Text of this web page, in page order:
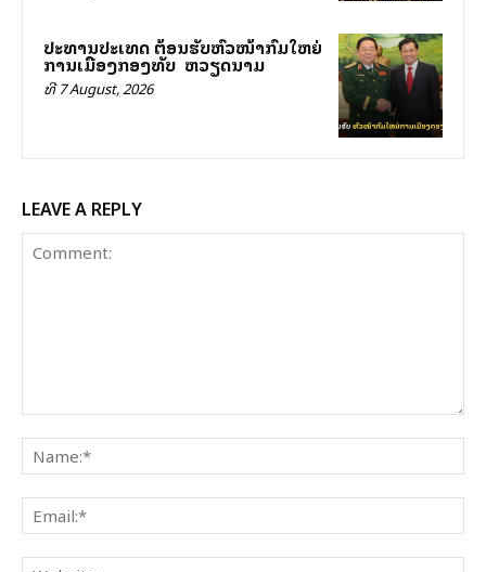
ປະທານປະເທດ ຕ້ອນຮັບຫົວໜ້າກົມໃຫຍ່
ການເມືອງກອງທັບ ສສ ຫວຽດນາມ
ທີ 7 August, 2026
LEAVE A REPLY